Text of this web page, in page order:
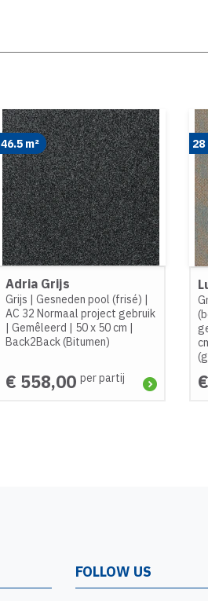
46.5 m²
Adria Grijs
Grijs |Gesneden pool (frisé) |
AC 32 Normaal project gebruik
|Gemêleerd | 50 x 50 cm |
Back2Back (Bitumen)
€ 558,00 per partij
28
FOLLOW US